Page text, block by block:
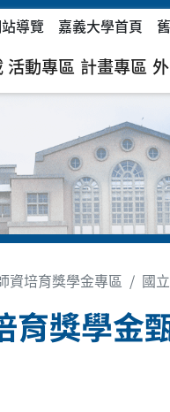
導覽 嘉義大學首頁
活動專區 計畫專區
資培育獎學金專區 國
育獎學金